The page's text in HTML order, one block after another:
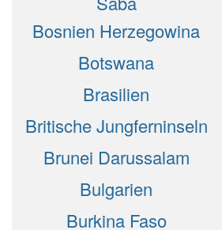
Bosnien Herzegowina
Botswana
Brasilien
Britische Jungferninseln
Brunei Darussalam
Bulgarien
Burkina Faso